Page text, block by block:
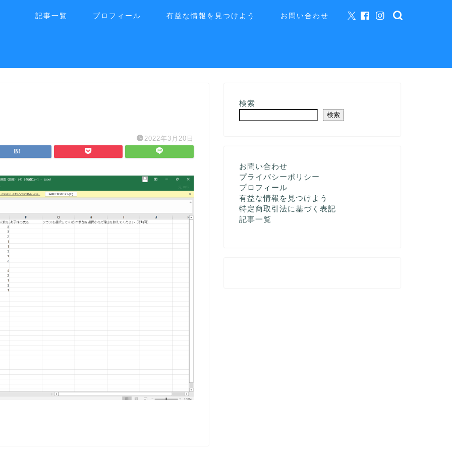
記事一覧 プロフィール 有益な情報を見つけよう お問い合わせ
2022年3月20日
検索
検索
お問い合わせ
プライバシーポリシー
プロフィール
有益な情報を見つけよう
特定商取引法に基づく表記
記事一覧